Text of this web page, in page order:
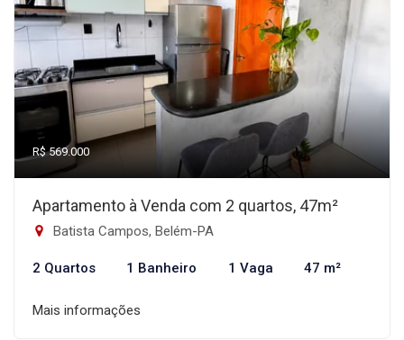
R$ 569.000
Apartamento à Venda com 2 quartos, 47m²
Batista Campos, Belém-PA
2 Quartos 1 Banheiro 1 Vaga 47 m²
Mais informações